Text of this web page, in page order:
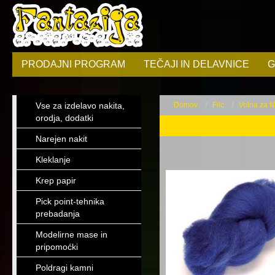
PRODAJNI PROGRAM TEČAJI IN DELAVNICE
Vse za izdelavo nakita,
orodja, dodatki
Narejen nakit
Kleklanje
Krep papir
Pick point-tehnika
prebadanja
Modelirne mase in
pripomoćki
Poldragi kamni
Domov Filc Volna za